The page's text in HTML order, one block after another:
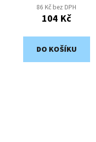
86 Kč bez DPH
104 Kč
DO KOŠÍKU